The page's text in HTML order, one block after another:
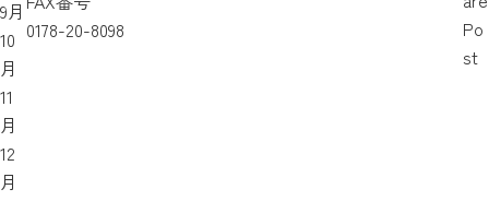
9月
10
月
11
月
12
月
0178-20-8098
Po
st